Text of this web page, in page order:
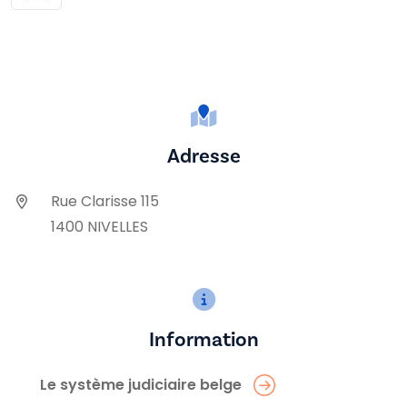
Adresse
Rue Clarisse 115
1400 NIVELLES
Information
Le système judiciaire belge